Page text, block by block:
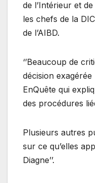
de l’Intérieur et
les chefs de la
de l’AIBD.
‘’Beaucoup de
décision exagérée
EnQuête qui
des procédures
Plusieurs autres
sur ce qu’elles
Diagne’’.